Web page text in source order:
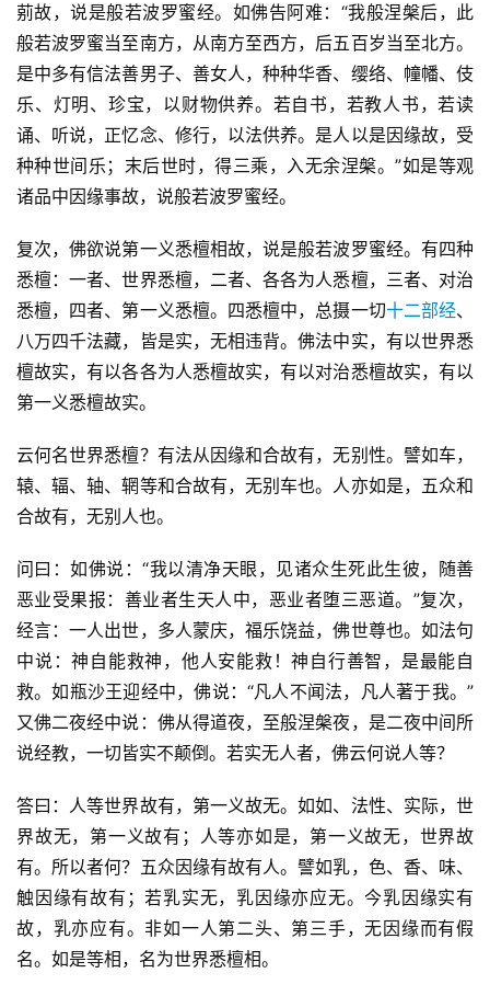
莂故，说是般若波罗蜜经。如佛告阿难：“我般涅槃后，此
般若波罗蜜当至南方，从南方至西方，后五百岁当至北方。
是中多有信法善男子、善女人，种种华香、缨络、幢幡、伎
乐、灯明、珍宝，以财物供养。若自书，若教人书，若读
诵、听说，正忆念、修行，以法供养。是人以是因缘故，受
种种世间乐；末后世时，得三乘，入无余涅槃。”如是等观
诸品中因缘事故，说般若波罗蜜经。
复次，佛欲说第一义悉檀相故，说是般若波罗蜜经。有四种
悉檀：一者、世界悉檀，二者、各各为人悉檀，三者、对治
悉檀，四者、第一义悉檀。四悉檀中，总摄一切十二部经、
八万四千法藏，皆是实，无相违背。佛法中实，有以世界悉
檀故实，有以各各为人悉檀故实，有以对治悉檀故实，有以
第一义悉檀故实。
云何名世界悉檀？有法从因缘和合故有，无别性。譬如车，
辕、辐、轴、辋等和合故有，无别车也。人亦如是，五众和
合故有，无别人也。
问曰：如佛说：“我以清净天眼，见诸众生死此生彼，随善
恶业受果报：善业者生天人中，恶业者堕三恶道。”复次，
经言：一人出世，多人蒙庆，福乐饶益，佛世尊也。如法句
中说：神自能救神，他人安能救！神自行善智，是最能自
救。如瓶沙王迎经中，佛说：“凡人不闻法，凡人著于我。”
又佛二夜经中说：佛从得道夜，至般涅槃夜，是二夜中间所
说经教，一切皆实不颠倒。若实无人者，佛云何说人等？
答曰：人等世界故有，第一义故无。如如、法性、实际，世
界故无，第一义故有；人等亦如是，第一义故无，世界故
有。所以者何？五众因缘有故有人。譬如乳，色、香、味、
触因缘有故有；若乳实无，乳因缘亦应无。今乳因缘实有
故，乳亦应有。非如一人第二头、第三手，无因缘而有假
名。如是等相，名为世界悉檀相。